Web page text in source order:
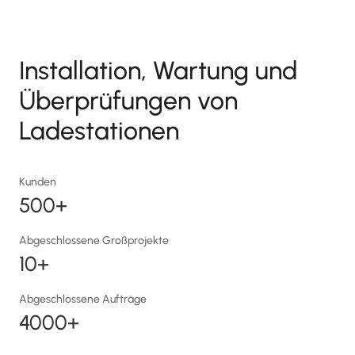
Installation, Wartung und
Überprüfungen von
Ladestationen
Kunden
500+
Abgeschlossene Großprojekte
10+
Abgeschlossene Aufträge
4000+